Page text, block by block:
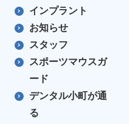
インプラント
お知らせ
スタッフ
スポーツマウスガ
ード
デンタル小町が通
る